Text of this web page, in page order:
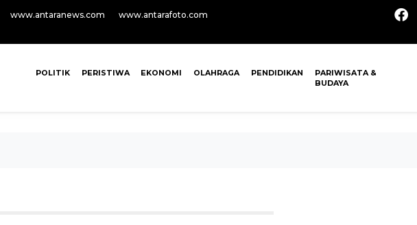
www.antaranews.com www.antarafoto.com
POLITIK PERISTIWA EKONOMI OLAHRAGA PENDIDIKAN
PARIWISATA &
BUDAYA